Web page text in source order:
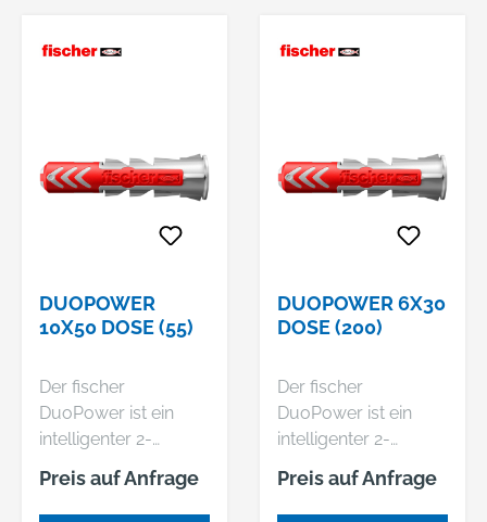
DUOPOWER
10X50 DOSE (55)
Der fischer
DuoPower ist ein
intelligenter 2-
Komponenten-Dübel
mit drei
Funktionsprinzipien.
Preis auf Anfrage
DUOPOWER 6X30
DOSE (200)
Der fischer
DuoPower ist ein
intelligenter 2-
Komponenten-Dübel
mit drei
Funktionsprinzipien.
Preis auf Anfrage